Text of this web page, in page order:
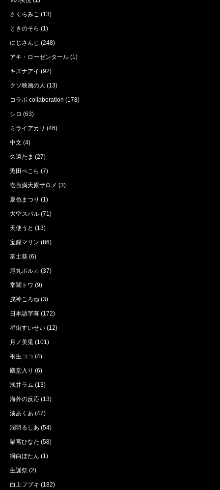
さくらみこ (13)
ときのそら (1)
にじさんじ (248)
アキ・ローゼンタール (1)
キズナアイ (92)
クソ映画の人 (13)
コラボ collaboration (178)
シロ (63)
ミライアカリ (46)
中文 (4)
久遠たま (27)
兎田ぺこら (7)
壱百満天原サロメ (3)
夏色まつり (1)
大空スバル (71)
天使うと (13)
宝鐘マリン (86)
富士葵 (6)
尾丸ポルカ (37)
常闇トワ (9)
戌神ころね (3)
日本語字幕 (172)
星街すいせい (12)
月ノ美兎 (101)
桐生ココ (4)
殿堂入り (6)
浅井ラム (13)
海外の反応 (13)
湊あくあ (47)
潤羽るしあ (54)
猫宮ひなた (58)
獅白ぼたん (1)
生誕祭 (2)
白上フブキ (182)